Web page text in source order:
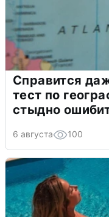
Справится
тест по
стыдно
6 августа 100